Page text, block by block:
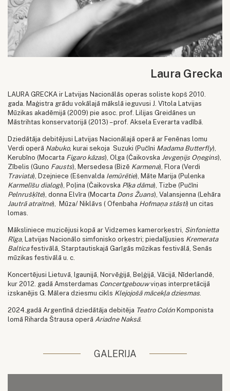
Laura Grecka
LAURA GRECKA ir Latvijas Nacionālās operas soliste kopš 2010.
gada. Maģistra grādu vokālajā mākslā ieguvusi J. Vītola Latvijas
Mūzikas akadēmijā (2009) pie asoc. prof. Lilijas Greidānes un
Māstrihtas konservatorijā (2013) – prof. Aksela Everarta vadībā.
Dziedātāja debitējusi Latvijas Nacionālajā operā ar Fenēnas lomu
Verdi operā Nabuko, kurai sekoja Suzuki (Pučīni Madama Butterfly),
Kerubīno (Mocarta Figaro kāzas), Olga (Čaikovska Jevgeņijs Oņegins),
Zībelis (Guno Fausts), Mersedesa (Bizē Karmena), Flora (Verdi
Traviata), Dzejniece (Ešenvalda Iemūrētie), Māte Marija (Pulenka
Karmelīšu dialogi), Poļina (Čaikovska Pīķa dāma), Tizbe (Pučīni
Pelnrušķīte), donna Elvīra (Mocarta Dons Žuans), Valansjenna (Lehāra
Jautrā atraitne), Mūza/ Niklāvs ( Ofenbaha Hofmaņa stāsti) un citas
lomas.
Māksliniece muzicējusi kopā ar Vidzemes kamerorķestri, Sinfonietta
Rīga, Latvijas Nacionālo simfonisko orķestri; piedalījusies Kremerata
Balticafestivālā, Starptautiskajā Garīgās mūzikas festivālā, Senās
mūzikas festivālā u. c.
Koncertējusi Lietuvā, Igaunijā, Norvēģijā, Beļģijā, Vācijā, Nīderlandē,
kur 2012. gadā Amsterdamas Concertgebouwviņas interpretācijā
izskanējis G. Mālera dziesmu cikls Klejojošā mācekļa dziesmas
2024.gadā Argentīnā dziedātāja debitēja Teatro Colón Komponista
lomā Riharda Štrausa operā Ariadne Naksā.
GALERIJA